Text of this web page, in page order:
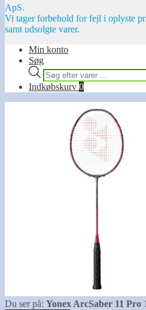
ApS.
Vi tager forbehold for fejl i oplyste
samt udsolgte varer.
Min konto
Søg
Products
search
Indkøbskurv 0
Du ser på: Yonex ArcSaber 11 Pro